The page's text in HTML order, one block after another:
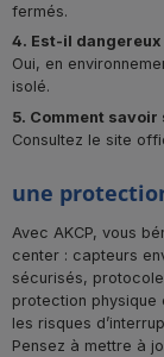
fermés.
4. Est-il dangereux
Oui, en
isolé.
5. Comment savoir
Consultez le site
une
Avec AKCP, vous
center : capteurs
sécurisés,
protection
les risques
Pensez à mettre à